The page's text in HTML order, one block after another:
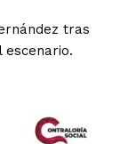
tras
escenario.